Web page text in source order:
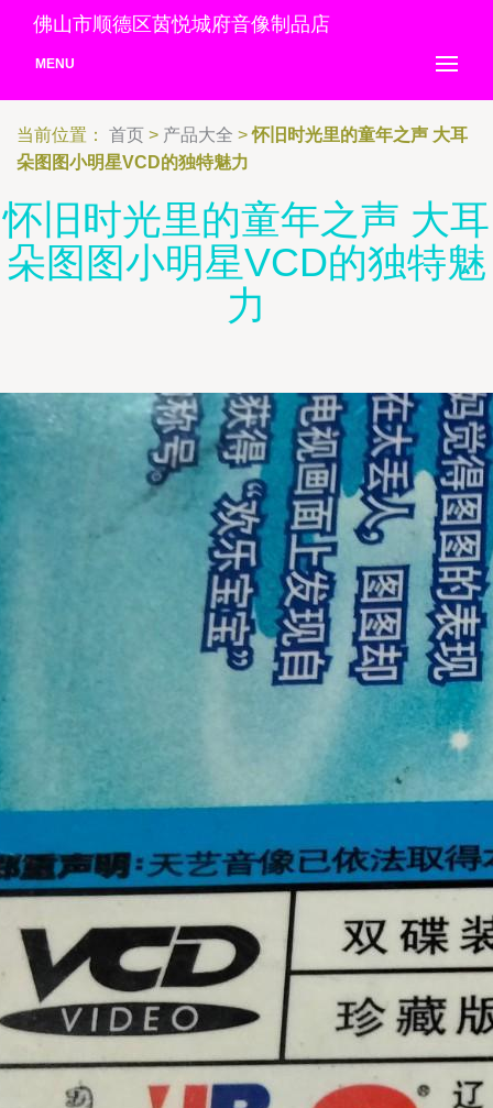
佛山市顺德区茵悦城府音像制品店
MENU
当前位置： 首页 > 产品大全 > 怀旧时光里的童年之声 大耳
朵图图小明星VCD的独特魅力
怀旧时光里的童年之声 大耳
朵图图小明星VCD的独特魅
力